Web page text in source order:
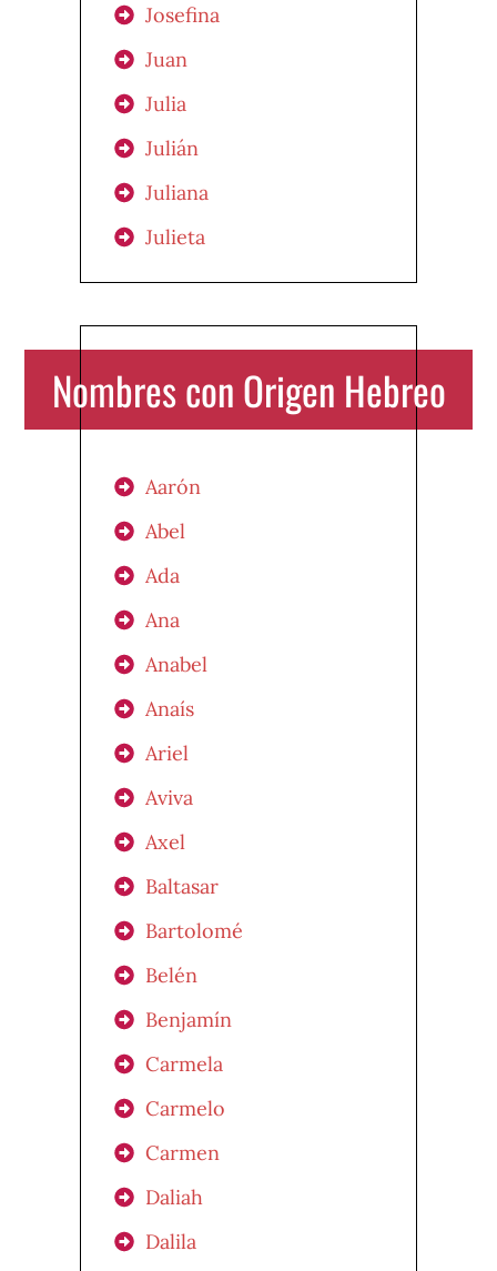
Josefina
Juan
Julia
Julián
Juliana
Julieta
Nombres con Origen Hebreo
Aarón
Abel
Ada
Ana
Anabel
Anaís
Ariel
Aviva
Axel
Baltasar
Bartolomé
Belén
Benjamín
Carmela
Carmelo
Carmen
Daliah
Dalila